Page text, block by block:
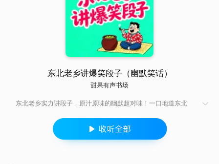
东北老乡讲爆笑段子（幽默笑话）
甜果有声书场
东北老乡实力讲段子，原汁原味的幽默超对味！一口地道东北
费脑，听着就乐，解压效果拉满，让你在笑声中忘掉烦恼，越听